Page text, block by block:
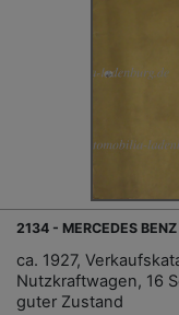
2134 - MERCEDES BENZ
ca. 1927,
Nutzkraftwagen, 16
guter Zustand